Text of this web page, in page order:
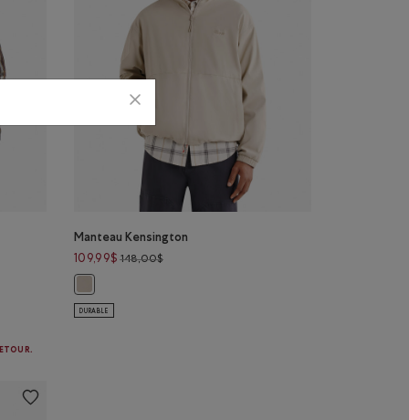
à 94,98$
Manteau Kensington
109,99$ 148,00$Prix réduit de 148,00$ à 109,99$
DURABLE